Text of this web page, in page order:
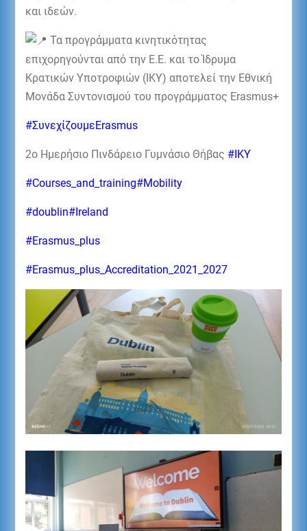
και ιδεών.
Τα προγράμματα κινητικότητας
επιχορηγούνται από την Ε.Ε. και το Ίδρυμα
Κρατικών Υποτροφιών (ΙΚΥ) αποτελεί την Εθνική
Μονάδα Συντονισμού του προγράμματος Erasmus+
#ΣυνεχίζουμεErasmus
2ο Ημερήσιο Πινδάρειο Γυμνάσιο Θήβας #IKY
#Courses_and_training#Mobility
#doublin#Ireland
#Erasmus_plus
#Erasmus_plus_Accreditation_2021_2027